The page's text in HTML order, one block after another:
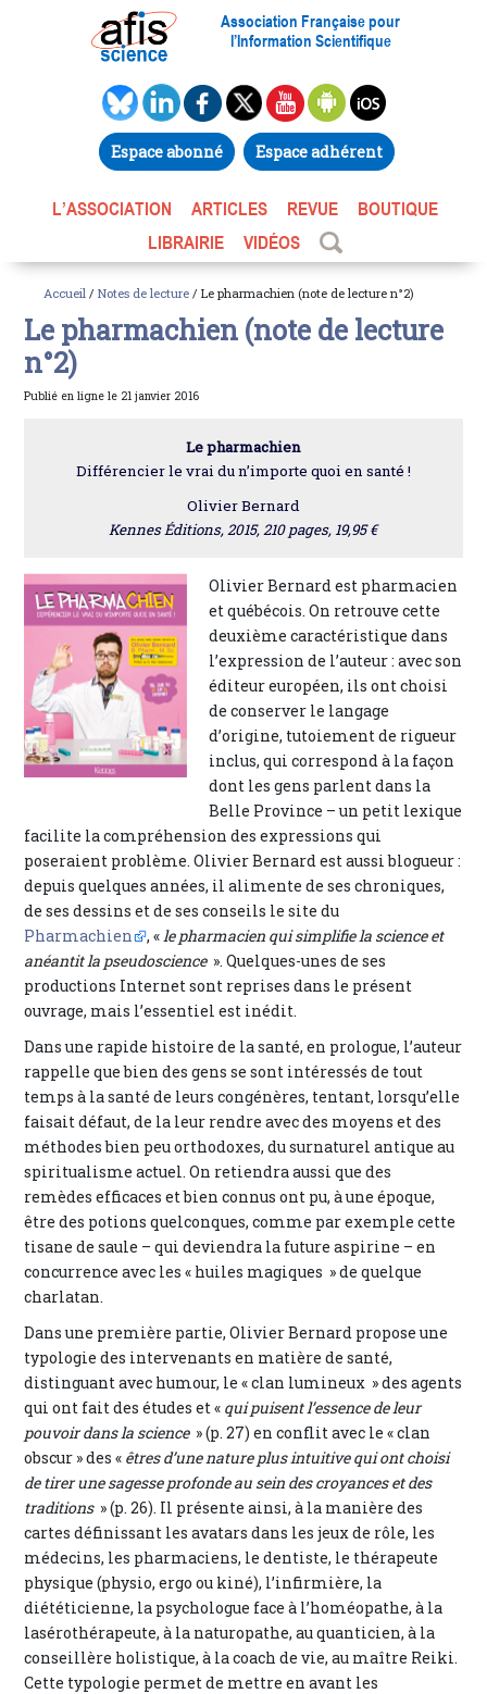
Association Française pour
l’Information Scientifique
Espace abonné Espace adhérent
L’ASSOCIATION ARTICLES REVUE
BOUTIQUE
LIBRAIRIE
VIDÉOS
Accueil / Notes de lecture / Le pharmachien (note de lecture n°2)
Le pharmachien (note de lecture
n°2)
Publié en ligne le 21 janvier 2016
Le pharmachien
Différencier le vrai du n’importe quoi en santé !
Olivier Bernard
Kennes Éditions, 2015, 210 pages, 19,95 €
Olivier Bernard est pharmacien
et québécois. On retrouve cette
deuxième caractéristique dans
l’expression de l’auteur : avec son
éditeur européen, ils ont choisi
de conserver le langage
d’origine, tutoiement de rigueur
inclus, qui correspond à la façon
dont les gens parlent dans la
Belle Province – un petit lexique
facilite la compréhension des expressions qui
poseraient problème. Olivier Bernard est aussi blogueur :
depuis quelques années, il alimente de ses chroniques,
de ses dessins et de ses conseils le site du
Pharmachien
, « le pharmacien qui simplifie la science et
anéantit la pseudoscience ». Quelques-unes de ses
productions Internet sont reprises dans le présent
ouvrage, mais l’essentiel est inédit.
Dans une rapide histoire de la santé, en prologue, l’auteur
rappelle que bien des gens se sont intéressés de tout
temps à la santé de leurs congénères, tentant, lorsqu’elle
faisait défaut, de la leur rendre avec des moyens et des
méthodes bien peu orthodoxes, du surnaturel antique au
spiritualisme actuel. On retiendra aussi que des
remèdes efficaces et bien connus ont pu, à une époque,
être des potions quelconques, comme par exemple cette
tisane de saule – qui deviendra la future aspirine – en
concurrence avec les « huiles magiques » de quelque
charlatan.
Dans une première partie, Olivier Bernard propose une
typologie des intervenants en matière de santé,
distinguant avec humour, le « clan lumineux » des agents
qui ont fait des études et « qui puisent l’essence de leur
pouvoir dans la science » (p. 27) en conflit avec le « clan
obscur » des « êtres d’une nature plus intuitive qui ont choisi
de tirer une sagesse profonde au sein des croyances et des
traditions » (p. 26). Il présente ainsi, à la manière des
cartes définissant les avatars dans les jeux de rôle, les
médecins, les pharmaciens, le dentiste, le thérapeute
physique (physio, ergo ou kiné), l’infirmière, la
diététicienne, la psychologue face à l’homéopathe, à la
lasérothérapeute, à la naturopathe, au quanticien, à la
conseillère holistique, à la coach de vie, au maître Reiki.
Cette typologie permet de mettre en avant les